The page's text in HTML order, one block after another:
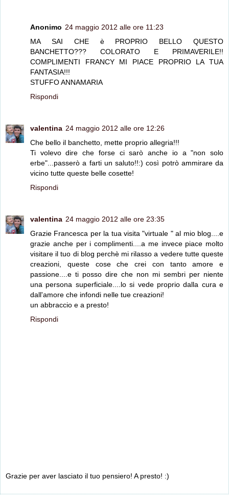
Anonimo 24 maggio 2012 alle ore 11:23
MA SAI CHE è PROPRIO BELLO QUESTO
BANCHETTO??? COLORATO E PRIMAVERILE!!
COMPLIMENTI FRANCY MI PIACE PROPRIO LA TUA
FANTASIA!!!
STUFFO ANNAMARIA
Rispondi
valentina 24 maggio 2012 alle ore 12:26
Che bello il banchetto, mette proprio allegria!!!
Ti volevo dire che forse ci sarò anche io a "non solo
erbe"...passerò a farti un saluto!!:) così potrò ammirare da
vicino tutte queste belle cosette!
Rispondi
valentina 24 maggio 2012 alle ore 23:35
Grazie Francesca per la tua visita "virtuale " al mio blog....e
grazie anche per i complimenti....a me invece piace molto
visitare il tuo di blog perchè mi rilasso a vedere tutte queste
creazioni, queste cose che crei con tanto amore e
passione....e ti posso dire che non mi sembri per niente
una persona superficiale....lo si vede proprio dalla cura e
dall'amore che infondi nelle tue creazioni!
un abbraccio e a presto!
Rispondi
Grazie per aver lasciato il tuo pensiero! A presto! :)